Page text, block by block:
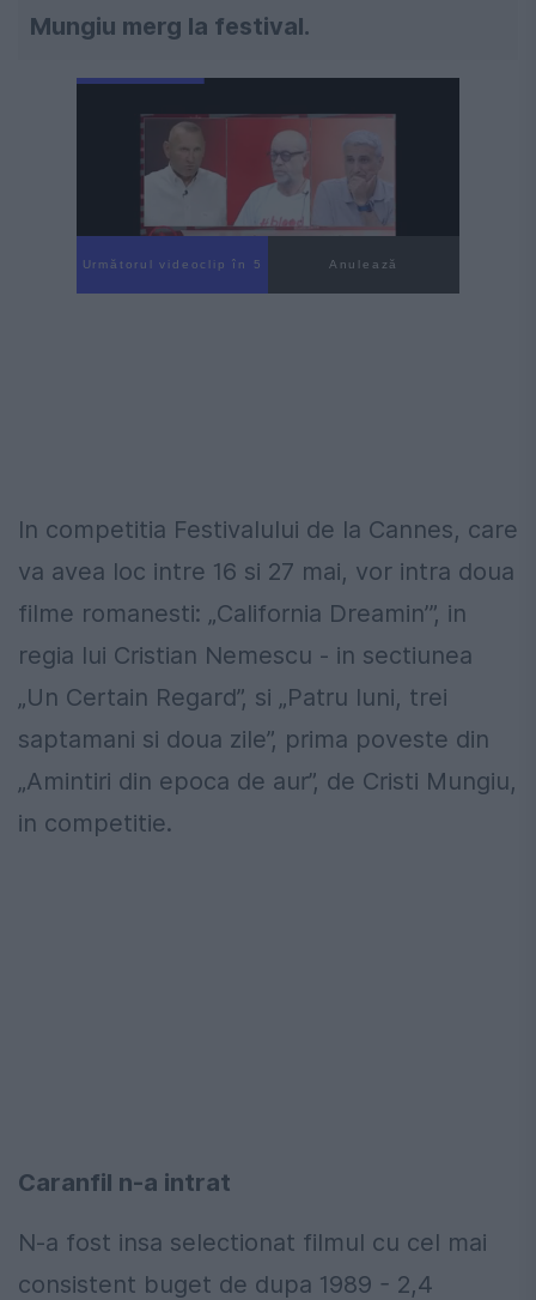
Mungiu merg la festival.
Următorul videoclip în 3 Anulează
In competitia Festivalului de la Cannes, care
va avea loc intre 16 si 27 mai, vor intra doua
filme romanesti: „California Dreamin’”, in
regia lui Cristian Nemescu - in sectiunea
„Un Certain Regard”, si „Patru luni, trei
saptamani si doua zile”, prima poveste din
„Amintiri din epoca de aur”, de Cristi Mungiu,
in competitie.
Caranfil n-a intrat
N-a fost insa selectionat filmul cu cel mai
consistent buget de dupa 1989 - 2,4